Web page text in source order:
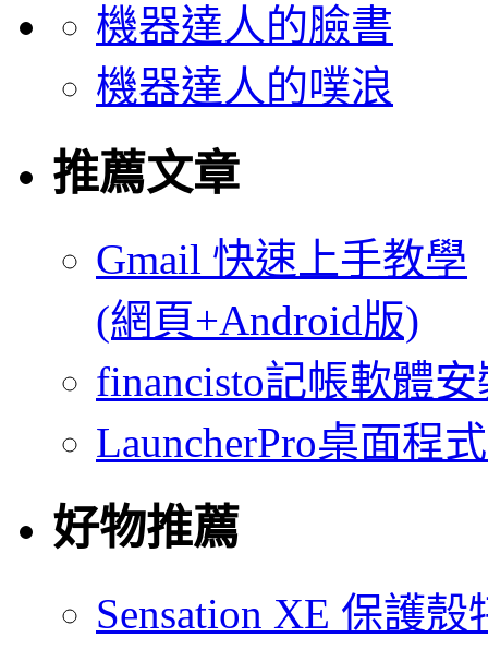
機器達人的臉書
機器達人的噗浪
推薦文章
Gmail 快速上手教學
(網頁+Android版)
financisto記帳軟體
LauncherPro桌面程
好物推薦
Sensation XE 保護殼